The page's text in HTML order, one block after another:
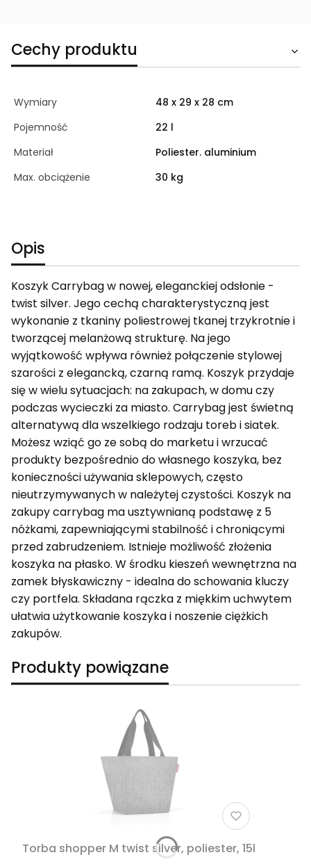
Cechy produktu
Wymiary
48 x 29 x 28 cm
Pojemność
22 l
Materiał
Poliester. aluminium
Max. obciążenie
30 kg
Opis
Koszyk Carrybag w nowej, eleganckiej odsłonie -
twist silver. Jego cechą charakterystyczną jest
wykonanie z tkaniny poliestrowej tkanej trzykrotnie i
tworzącej melanżową strukturę. Na jego
wyjątkowość wpływa również połączenie stylowej
szarości z elegancką, czarną ramą. Koszyk przydaje
się w wielu sytuacjach: na zakupach, w domu czy
podczas wycieczki za miasto. Carrybag jest świetną
alternatywą dla wszelkiego rodzaju toreb i siatek.
Możesz wziąć go ze sobą do marketu i wrzucać
produkty bezpośrednio do własnego koszyka, bez
konieczności używania sklepowych, często
nieutrzymywanych w należytej czystości. Koszyk na
zakupy carrybag ma usztywnianą podstawę z 5
nóżkami, zapewniającymi stabilność i chroniącymi
przed zabrudzeniem. Istnieje możliwość złożenia
koszyka na płasko. W środku kieszeń wewnętrzna na
zamek błyskawiczny - idealna do schowania kluczy
czy portfela. Składana rączka z miękkim uchwytem
ułatwia użytkowanie koszyka i noszenie ciężkich
zakupów.
Produkty powiązane
Torba shopper M twist silver, poliester, 15l